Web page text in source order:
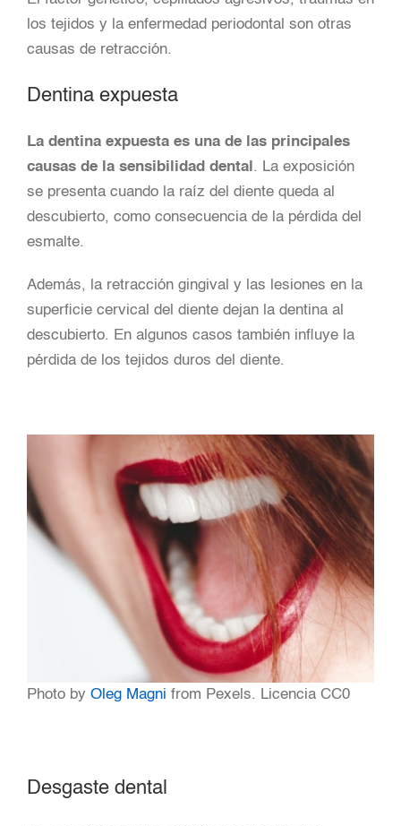
los tejidos y la enfermedad periodontal son otras
causas de retracción.
Dentina expuesta
La dentina expuesta es una de las principales
causas de la sensibilidad dental . La exposición
se presenta cuando la raíz del diente queda al
descubierto, como consecuencia de la pérdida del
esmalte.
Además, la retracción gingival y las lesiones en la
superficie cervical del diente dejan la dentina al
descubierto. En algunos casos también influye la
pérdida de los tejidos duros del diente.
Photo by Oleg Magni from Pexels. Licencia CC0
Desgaste dental